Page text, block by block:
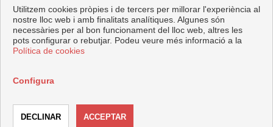
+44 125623566
+34 952020414
test@inmoenter.com
test1@inmoenter.com
Utilitzem cookies pròpies i de tercers per millorar l'experiència al
nostre lloc web i amb finalitats analítiques. Algunes són
necessàries per al bon funcionament del lloc web, altres les
pots configurar o rebutjar. Podeu veure més informació a la
Política de cookies
Configura